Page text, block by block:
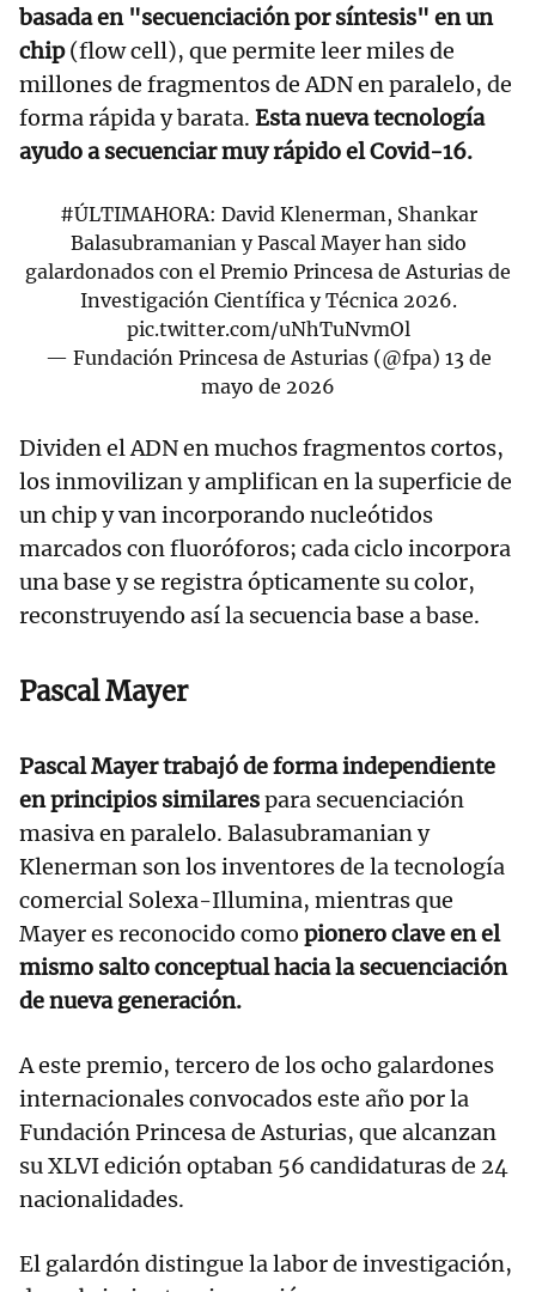
basada en "secuenciación por síntesis" en un
chip(flow cell), que permite leer miles de
millones de fragmentos de ADN en paralelo, de
forma rápida y barata. Esta nueva tecnología
ayudo a secuenciar muy rápido el Covid-16.
#ÚLTIMAHORA: David Klenerman, Shankar
Balasubramanian y Pascal Mayer han sido
galardonados con el Premio Princesa de Asturias de
Investigación Científica y Técnica 2026.
pic.twitter.com/uNhTuNvmOl
— Fundación Princesa de Asturias (@fpa) 13 de
mayo de 2026
Dividen el ADN en muchos fragmentos cortos,
los inmovilizan y amplifican en la superficie de
un chip y van incorporando nucleótidos
marcados con fluoróforos; cada ciclo incorpora
una base y se registra ópticamente su color,
reconstruyendo así la secuencia base a base.
Pascal Mayer
Pascal Mayer trabajó de forma independiente
en principios similarespara secuenciación
masiva en paralelo. Balasubramanian y
Klenerman son los inventores de la tecnología
comercial Solexa-Illumina, mientras que
Mayer es reconocido como pionero clave en el
mismo salto conceptual hacia la secuenciación
de nueva generación.
A este premio, tercero de los ocho galardones
internacionales convocados este año por la
Fundación Princesa de Asturias, que alcanzan
su XLVI edición optaban 56 candidaturas de 24
nacionalidades.
El galardón distingue la labor de investigación,